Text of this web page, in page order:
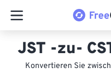
JST -zu-
Konvertieren Sie